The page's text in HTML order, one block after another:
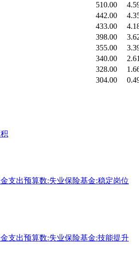
510.00
442.00
433.00
398.00
355.00
340.00
328.00
304.00
支出预算数:失业保险基金:稳定岗位
支出预算数:失业保险基金:技能提升